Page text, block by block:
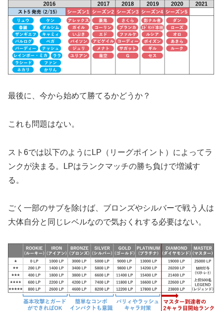
最後に、今から始めて勝てるかどうか？
これも問題はない。
スト6では以下のようにLP（リーグポイント）によってラ
ンクが決まる。LPはランクマッチの勝ち負けで増減す
る。
ごく一部のサブを除けば、ブロンズやシルバーで戦う人は
大体自分と同じレベルなので気おくれする必要はない。